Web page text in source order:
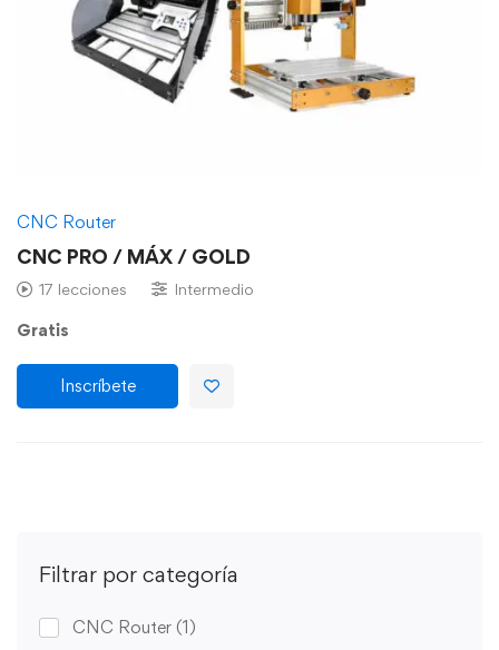
Filtrar por categoría
CNC Router (1)
CNC Router
CNC PRO / MÁX / GOLD
17 lecciones Intermedio
Gratis
Inscríbete